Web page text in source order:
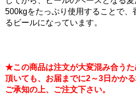
500kgをたっぷり使用することで、
るビールになっています。
★この商品は注文が大変混み合う
頂いても、お届までに2～3日かか
ご承知の上、ご注文下さい。